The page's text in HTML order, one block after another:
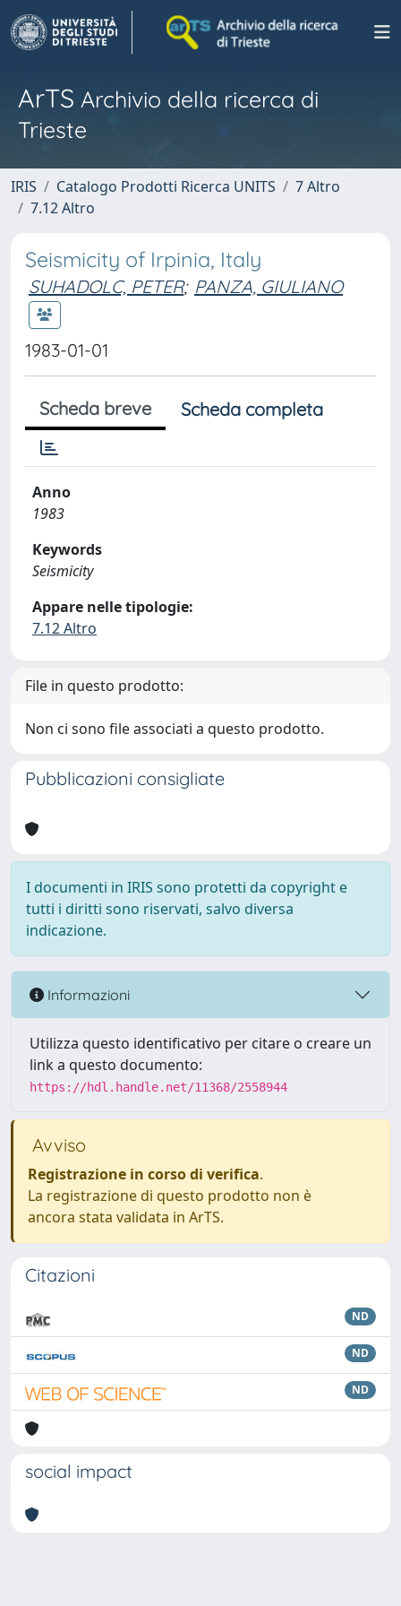
ArTS Archivio della ricerca di
Trieste
IRIS Catalogo Prodotti Ricerca UNITS
7 Altro
7.12 Altro
Seismicity of Irpinia, Italy
SUHADOLC, PETER; PANZA, GIULIANO
1983-01-01
Scheda breve Scheda completa
Anno
1983
Keywords
Seismicity
Appare nelle tipologie:
7.12 Altro
File in questo prodotto:
Non ci sono file associati a questo prodotto.
Pubblicazioni consigliate
I documenti in IRIS sono protetti da copyright e
tutti i diritti sono riservati, salvo diversa
indicazione.
Informazioni
Utilizza questo identificativo per citare o creare un
link a questo documento:
https://hdl.handle.net/11368/2558944
Avviso
Registrazione in corso di verifica.
La registrazione di questo prodotto non è
ancora stata validata in ArTS.
Citazioni
ND
ND
ND
social impact